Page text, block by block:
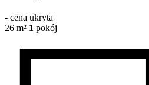
- cena ukryta
26 m² 1 pokój